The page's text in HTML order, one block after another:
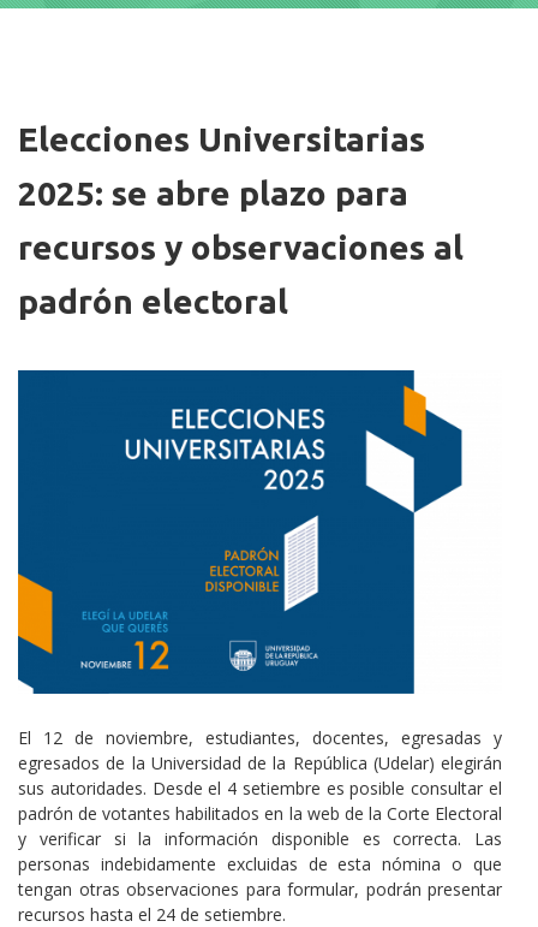
Elecciones Universitarias
2025: se abre plazo para
recursos y observaciones al
padrón electoral
Cuerpo
El 12 de noviembre, estudiantes, docentes, egresadas y
egresados de la Universidad de la República (Udelar) elegirán
sus autoridades. Desde el 4 setiembre es posible consultar el
padrón de votantes habilitados en la web de la Corte Electoral
y verificar si la información disponible es correcta. Las
personas indebidamente excluidas de esta nómina o que
tengan otras observaciones para formular, podrán presentar
recursos hasta el 24 de setiembre.